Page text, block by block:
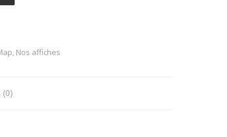
, Nos affiches
(0)